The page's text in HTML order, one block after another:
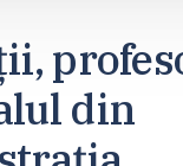
din